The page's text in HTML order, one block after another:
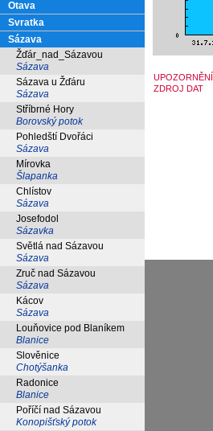
Otava
Svratka
Sázava
Žďár_nad_Sázavou
Sázava
Sázava u Žďáru
Sázava
Stříbrné Hory
Borovský potok
Pohledští Dvořáci
Sázava
Mírovka
Šlapanka
Chlístov
Sázava
Josefodol
Sázavka
Světlá nad Sázavou
Sázava
Zruč nad Sázavou
Sázava
Kácov
Sázava
Louňovice pod Blaníkem
Blanice
Slověnice
Chotýšanka
Radonice
Blanice
Poříčí nad Sázavou
Konopišťský potok
UPOZORNĚNÍ
ZDROJ DAT